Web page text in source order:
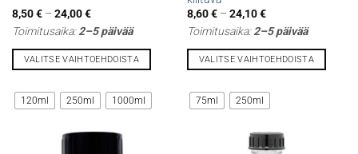
8,50€ – 24,00€Hintaluokka:
-
Toimitusaika:2–5 päivää
VALITSE VAIHTOEHDOISTA
tuotteella
on
muunnelma.
120ml 250ml 1000ml
8,60€ – 24,10€Hintaluokka:
-
Toimitusaika:2–5 päivää
VALITSE VAIHTOEHDOISTA
tuotteella
on
75ml 250ml